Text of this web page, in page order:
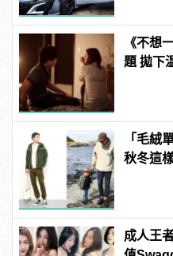
《不想
題 拋下
「毛絨
秋冬這
成人王